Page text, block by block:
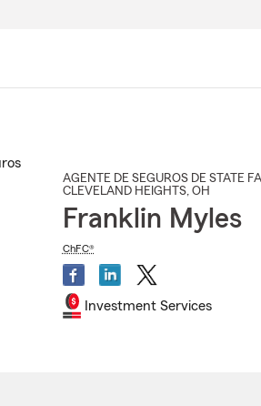
AGENTE DE SEGUROS DE STATE
CLEVELAND HEIGHTS, OH
Franklin Myles
ChFC®
Investment Services